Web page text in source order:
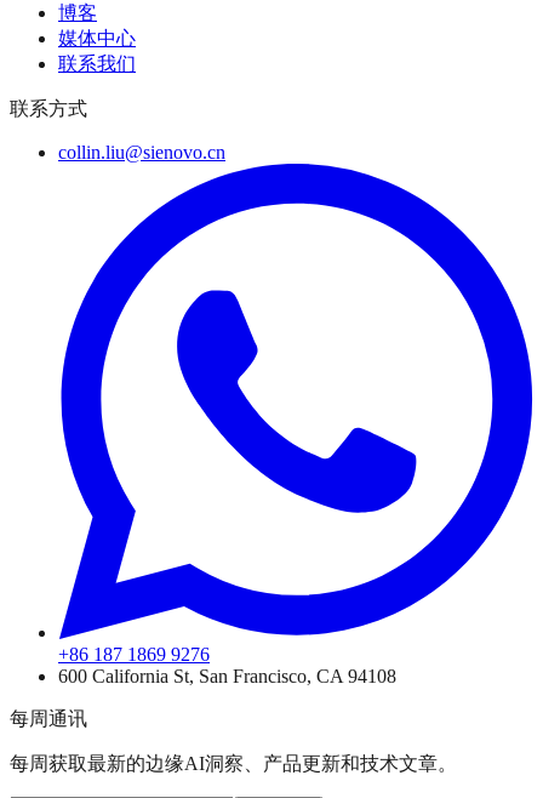
博客
媒体中心
联系我们
联系方式
collin.liu@sienovo.cn
+86 187 1869 9276
600 California St, San Francisco, CA 94108
每周通讯
每周获取最新的边缘AI洞察、产品更新和技术文章。